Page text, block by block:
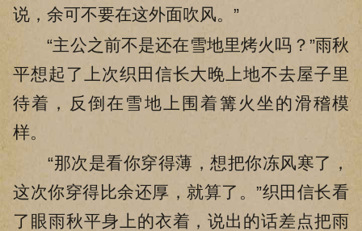
说，余可不要在这外面吹风。”
“主公之前不是还在雪地里烤火吗？”雨秋
平想起了上次织田信长大晚上地不去屋子里
待着，反倒在雪地上围着篝火坐的滑稽模
样。
“那次是看你穿得薄，想把你冻风寒了，
这次你穿得比余还厚，就算了。”织田信长看
了眼雨秋平身上的衣着，说出的话差点把雨